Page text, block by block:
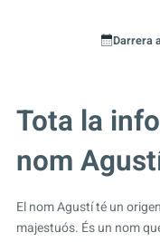
Darrera
Tota la
nom
El nom Agustí té un
majestuós. És un nom